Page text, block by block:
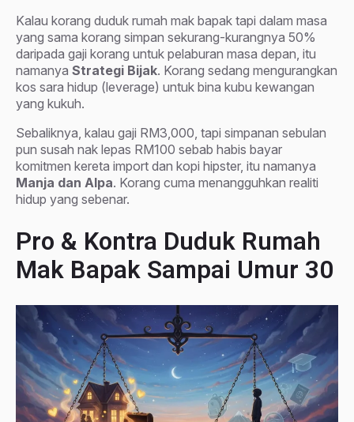
Kalau korang duduk rumah mak bapak tapi dalam masa
yang sama korang simpan sekurang-kurangnya 50%
daripada gaji korang untuk pelaburan masa depan, itu
namanya Strategi Bijak. Korang sedang mengurangkan
kos sara hidup (leverage) untuk bina kubu kewangan
yang kukuh.
Sebaliknya, kalau gaji RM3,000, tapi simpanan sebulan
pun susah nak lepas RM100 sebab habis bayar
komitmen kereta import dan kopi hipster, itu namanya
Manja dan Alpa. Korang cuma menangguhkan realiti
hidup yang sebenar.
Pro & Kontra Duduk Rumah
Mak Bapak Sampai Umur 30